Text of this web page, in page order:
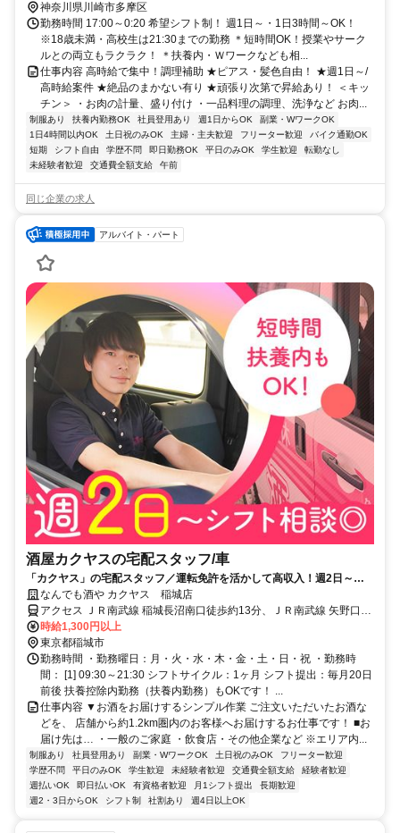
徒歩7分/車・バイク通勤OK！
神奈川県川崎市多摩区
勤務時間 17:00～0:20 希望シフト制！ 週1日～・1日3時間～OK！
※18歳未満・高校生は21:30までの勤務 ＊短時間OK！授業やサーク
ルとの両立もラクラク！ ＊扶養内・Ｗワークなども相...
仕事内容 高時給で集中！調理補助 ★ピアス・髪色自由！ ★週1日～/
高時給案件 ★絶品のまかない有り ★頑張り次第で昇給あり！ ＜キッ
チン＞ ・お肉の計量、盛り付け ・一品料理の調理、洗浄など お肉...
制服あり 扶養内勤務OK 社員登用あり 週1日からOK
副業・WワークOK
1日4時間以内OK
土日祝のみOK 主婦・主夫歓迎 フリーター歓迎
バイク通勤OK
短期
シフト自由 学歴不問 即日勤務OK 平日のみOK 学生歓迎
転勤なし
未経験者歓迎
交通費全額支給 午前
同じ企業の求人
アルバイト・パート
酒屋カクヤスの宅配スタッフ/車
「カクヤス」の宅配スタッフ／運転免許を活かして高収入！週2日～、
シフト自由◎
なんでも酒や カクヤス 稲城店
アクセス ＪＲ南武線 稲城長沼南口徒歩約13分、ＪＲ南武線 矢野口南
口徒歩約14分、京王相模原線 稲城北口徒歩約15分 ※マイカー（車・
バイク）通勤不可
時給1,300円以上
東京都稲城市
勤務時間 ・勤務曜日：月・火・水・木・金・土・日・祝 ・勤務時
間： [1] 09:30～21:30 シフトサイクル：1ヶ月 シフト提出：毎月20日
前後 扶養控除内勤務（扶養内勤務）もOKです！ ...
仕事内容 ▼お酒をお届けするシンプル作業 ご注文いただいたお酒な
どを、 店舗から約1.2km圏内のお客様へお届けするお仕事です！ ■お
届け先は… ・一般のご家庭 ・飲食店・その他企業など ※エリア内...
制服あり 社員登用あり 副業・WワークOK 土日祝のみOK
フリーター歓迎
学歴不問
平日のみOK 学生歓迎 未経験者歓迎 交通費全額支給
経験者歓迎
週払いOK
即日払いOK 有資格者歓迎 月1シフト提出
長期歓迎
週2・3日からOK
シフト制 社割あり 週4日以上OK